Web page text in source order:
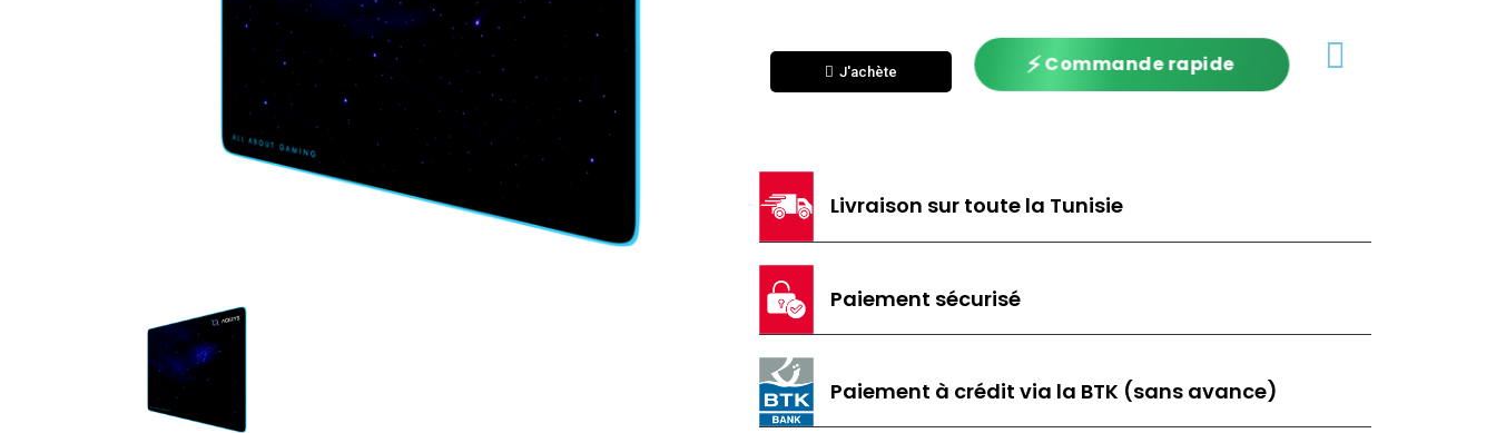
J'achète ⚡Commande rapide
Livraison sur toute la Tunisie
Paiement sécurisé
Paiement à crédit via la BTK (sans avance)